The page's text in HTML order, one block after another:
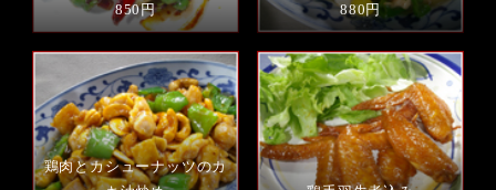
850円
880円
鶏肉とカシューナッツのカ